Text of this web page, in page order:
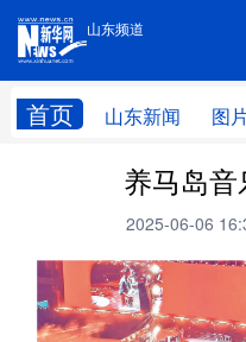
山东频道
首页 山东新闻 图
手机版
高层
财经
台湾
科技 科普
养马岛
2025-06-06